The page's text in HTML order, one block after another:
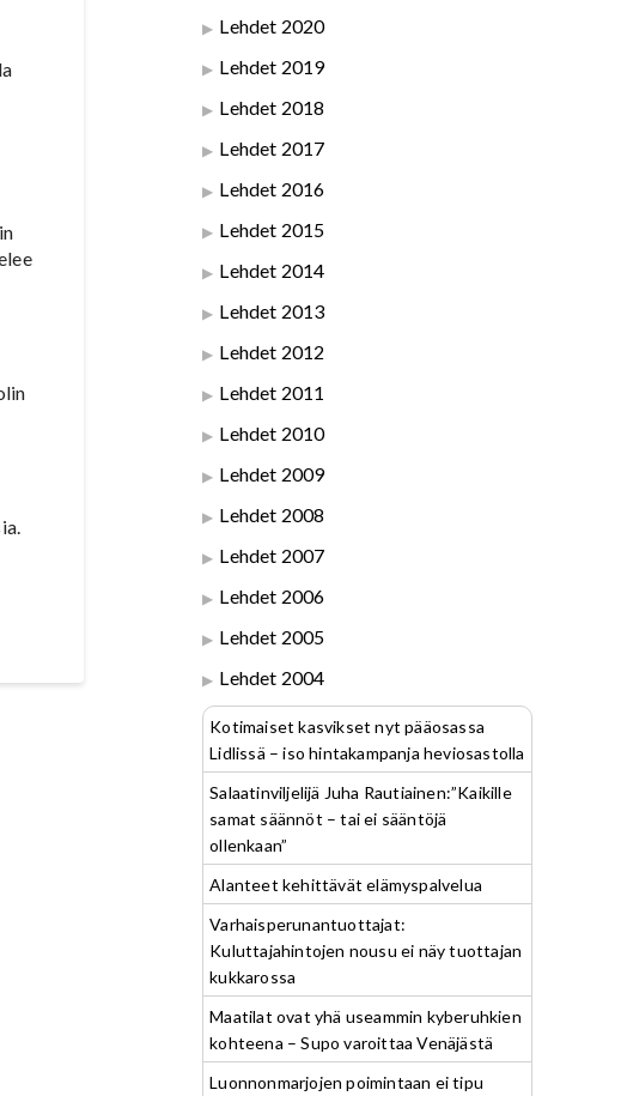
Lehdet 2020
Lehdet 2019
Lehdet 2018
Lehdet 2017
Lehdet 2016
Lehdet 2015
Lehdet 2014
Lehdet 2013
Lehdet 2012
Lehdet 2011
Lehdet 2010
Lehdet 2009
Lehdet 2008
Lehdet 2007
Lehdet 2006
Lehdet 2005
Lehdet 2004
Kotimaiset kasvikset nyt pääosassa
Lidlissä – iso hintakampanja heviosastolla
Salaatinviljelijä Juha Rautiainen:”Kaikille
samat säännöt – tai ei sääntöjä
ollenkaan”
Alanteet kehittävät elämyspalvelua
Varhaisperunantuottajat:
Kuluttajahintojen nousu ei näy tuottajan
kukkarossa
Maatilat ovat yhä useammin kyberuhkien
kohteena – Supo varoittaa Venäjästä
Luonnonmarjojen poimintaan ei tipu